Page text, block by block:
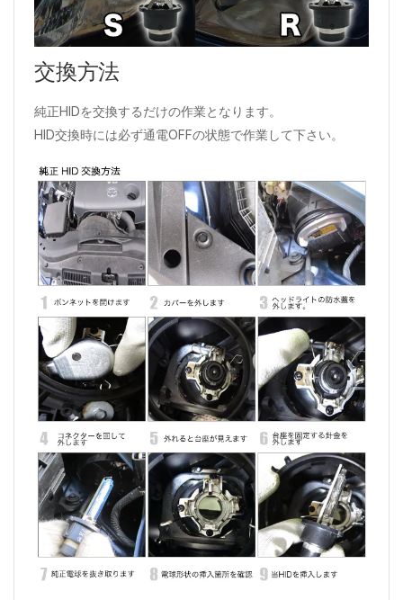
交換方法
純正HIDを交換するだけの作業となります。
HID交換時には必ず通電OFFの状態で作業して下さい。